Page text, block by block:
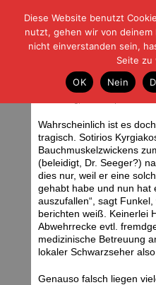
| | |BLOG-G
HOME|REGELN|
Schwarzmalerei
Wahrscheinlich ist es
tragisch. Sotirios
Bauchmuskelzwickens
(beleidigt, Dr. Seeger?)
dies nur, weil er eine
gehabt habe und nun hat
auszufallen“, sagt Funkel,
berichten weiß. Keinerlei
Abwehrrecke evtl.
medizinische Betreuung
lokaler Schwarzseher
Genauso falsch liegen
Diese Website benutzt
nutzt, gehen wir von deinem
nicht einverstanden sein,
Seite zu
OK
Nein